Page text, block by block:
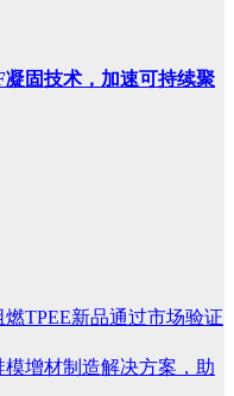
固技术，加速可持续聚
TPEE新品通过市场验证
增材制造解决方案，助